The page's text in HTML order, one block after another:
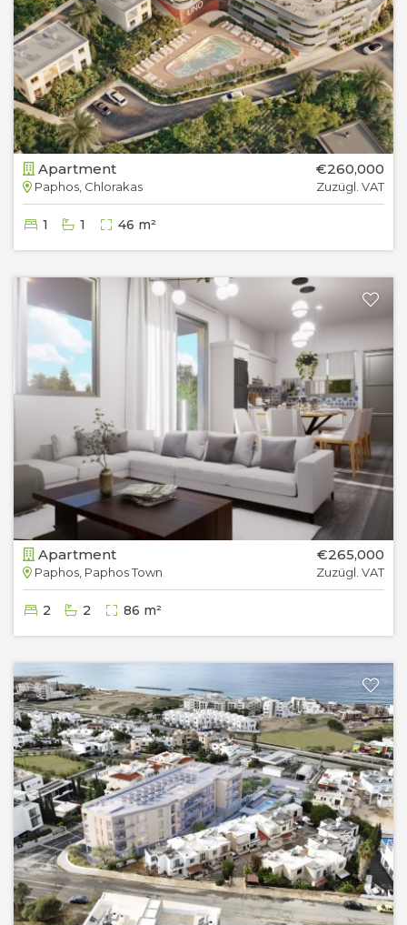
Apartment
Paphos, Chlorakas
€260,000
Zuzügl. VAT
1 1 46 m²
Apartment
Paphos, Paphos Town
€265,000
Zuzügl. VAT
2 2 86 m²